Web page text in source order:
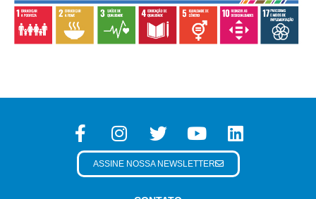
ASSINE NOSSA NEWSLETTER